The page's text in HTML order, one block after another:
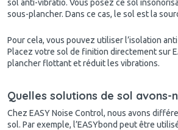
sol anti-vibratio. Vous posez ce sol
sous-plancher. Dans ce cas, le sol est la
Pour cela, vous pouvez utiliser l’isolation
Placez votre sol de finition directement sur
plancher flottant et réduit les vibrations.
Quelles solutions de sol avons-
Chez EASY Noise Control, nous avons
sol. Par exemple, l’EASYbond peut être